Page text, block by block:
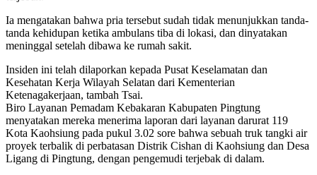
Ia mengatakan bahwa pria tersebut sudah tidak menunjukkan tanda-
tanda kehidupan ketika ambulans tiba di lokasi, dan dinyatakan
meninggal setelah dibawa ke rumah sakit.
Insiden ini telah dilaporkan kepada Pusat Keselamatan dan
Kesehatan Kerja Wilayah Selatan dari Kementerian
Ketenagakerjaan, tambah Tsai.
Biro Layanan Pemadam Kebakaran Kabupaten Pingtung
menyatakan mereka menerima laporan dari layanan darurat 119
Kota Kaohsiung pada pukul 3.02 sore bahwa sebuah truk tangki air
proyek terbalik di perbatasan Distrik Cishan di Kaohsiung dan Desa
Ligang di Pingtung, dengan pengemudi terjebak di dalam.